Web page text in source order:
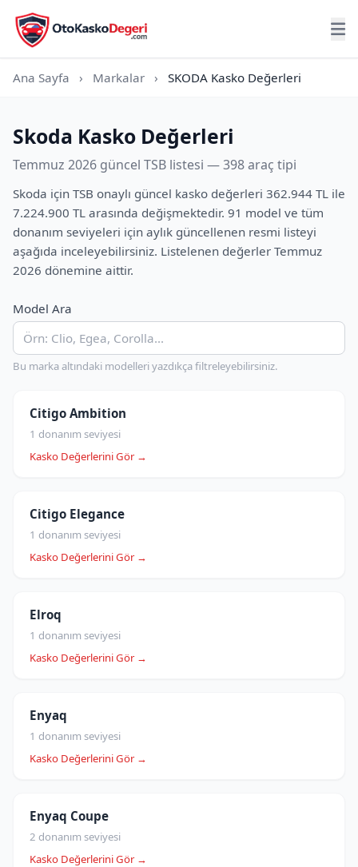
Ana Sayfa › Markalar › SKODA Kasko Değerleri
Skoda Kasko Değerleri
Temmuz 2026 güncel TSB listesi — 398 araç tipi
Skoda için TSB onaylı güncel kasko değerleri 362.944 TL ile
7.224.900 TL arasında değişmektedir. 91 model ve tüm
donanım seviyeleri için aylık güncellenen resmi listeyi
aşağıda inceleyebilirsiniz. Listelenen değerler Temmuz
2026 dönemine aittir.
Model Ara
Bu marka altındaki modelleri yazdıkça filtreleyebilirsiniz.
Citigo Ambition
1 donanım seviyesi
Kasko Değerlerini Gör →
Citigo Elegance
1 donanım seviyesi
Kasko Değerlerini Gör →
Elroq
1 donanım seviyesi
Kasko Değerlerini Gör →
Enyaq
1 donanım seviyesi
Kasko Değerlerini Gör →
Enyaq Coupe
2 donanım seviyesi
Kasko Değerlerini Gör →